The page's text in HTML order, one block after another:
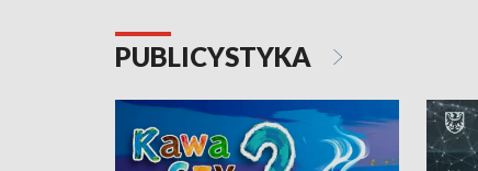
PUBLICYSTYKA